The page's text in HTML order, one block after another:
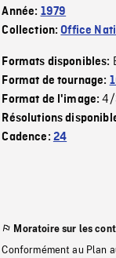
Année: 1979
Collection:Office
Formats disponibles:
Format de tournage:
Format de l'image:
Résolutions
Cadence: 24
Moratoire sur les
Conformément au Plan